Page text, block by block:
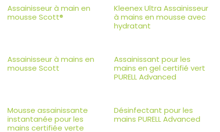
Assainisseur à main en
mousse Scott®
Kleenex Ultra Assainisseur
à mains en mousse avec
hydratant
Assainisseur à mains en
mousse Scott
Assainissant pour les
mains en gel certifié vert
PURELL Advanced
Mousse assainissante
instantanée pour les
mains certifiée verte
Désinfectant pour les
mains PURELL Advanced